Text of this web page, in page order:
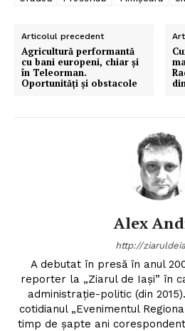
Articolul precedent
Agricultură performantă
cu bani europeni, chiar și
în Teleorman.
Oportunități și obstacole
Alex
http://
A debutat în presă în anul
reporter la „Ziarul de Iași” în
administrație-politic (din
cotidianul „Evenimentul
timp de șapte ani